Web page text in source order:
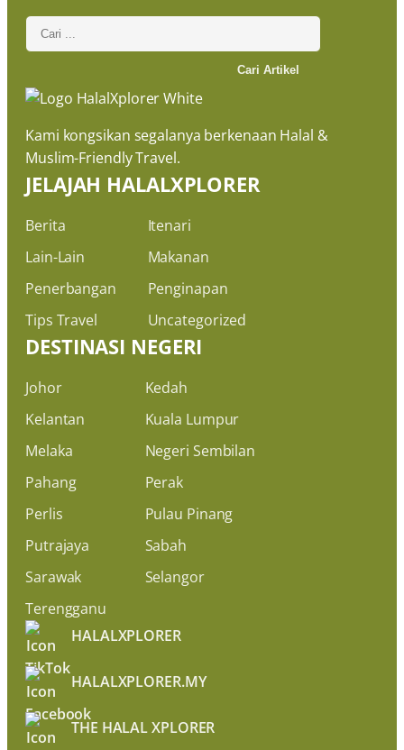
Cari Artikel
Kami kongsikan segalanya berkenaan Halal &
Muslim-Friendly Travel.
JELAJAH HALALXPLORER
Berita
Itenari
Lain-Lain
Makanan
Penerbangan
Penginapan
Tips Travel
Uncategorized
DESTINASI NEGERI
Johor
Kedah
Kelantan
Kuala Lumpur
Melaka
Negeri Sembilan
Pahang
Perak
Perlis
Pulau Pinang
Putrajaya
Sabah
Sarawak
Selangor
Terengganu
HALALXPLORER
HALALXPLORER.MY
THE HALAL XPLORER